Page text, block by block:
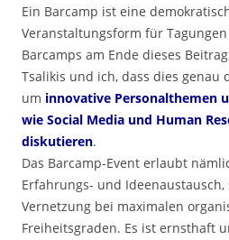
Ein Barcamp ist eine
Veranstaltungsform für
Barcamps am Ende dieses
Tsalikis und ich, dass dies genau
um innovative Personalthemen
wie Social Media und Human
diskutieren.
Das Barcamp-Event erlaubt
Erfahrungs- und Ideenaustausch,
Vernetzung bei maximalen
Freiheitsgraden. Es ist ernsthaft